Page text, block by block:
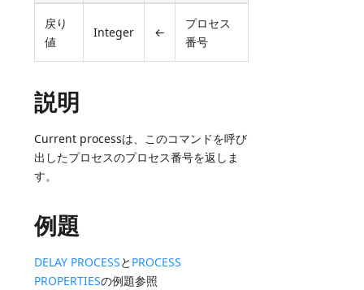
戻り
値
Integer ←
プロセス
番号
説明
Current processは、このコマンドを呼び
出したプロセスのプロセス番号を返しま
す。
例題
DELAY PROCESSと PROCESS
PROPERTIESの例題参照